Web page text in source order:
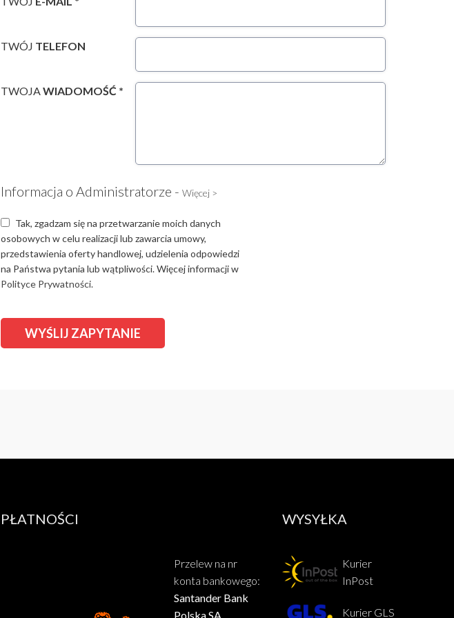
TWÓJ TELEFON
TWOJAWIADOMOŚĆ *
Informacja o Administratorze - Więcej >
Tak, zgadzam się na przetwarzanie moich danych
osobowych w celu realizacji lub zawarcia umowy,
przedstawienia oferty handlowej, udzielenia odpowiedzi
na Państwa pytania lub wątpliwości. Więcej informacji w
Polityce Prywatności.
PŁATNOŚCI
Przelew na nr
konta bankowego:
Santander Bank
Polska SA
WYSYŁKA
Kurier
InPost
Kurier GLS